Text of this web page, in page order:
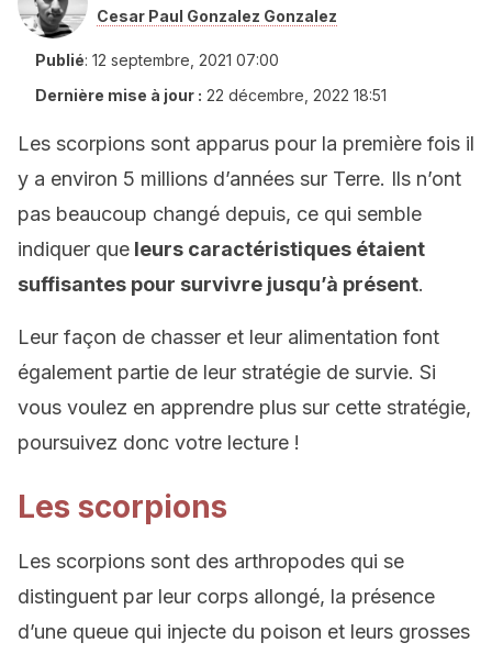
Cesar Paul Gonzalez Gonzalez
Publié: 12 septembre, 2021 07:00
Dernière mise à jour : 22 décembre, 2022 18:51
Les scorpions sont apparus pour la première fois il
y a environ 5 millions d’années sur Terre. Ils n’ont
pas beaucoup changé depuis, ce qui semble
indiquer que leurs caractéristiques étaient
suffisantes pour survivre jusqu’à présent.
Leur façon de chasser et leur alimentation font
également partie de leur stratégie de survie. Si
vous voulez en apprendre plus sur cette stratégie,
poursuivez donc votre lecture !
Les scorpions
Les scorpions sont des arthropodes qui se
distinguent par leur corps allongé, la présence
d’une queue qui injecte du poison et leurs grosses